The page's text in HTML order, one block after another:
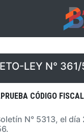
LEY N°
CÓDIGO
N° 5313, el día